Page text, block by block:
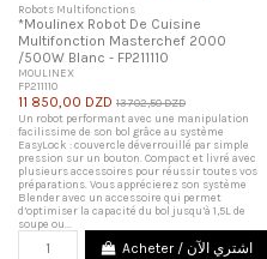
Robots Multifonctions
*Moulinex Robot De Cuisine
Multifonction Masterchef 2000
/500W Blanc - FP211110
MOULINEX
FP211110
11 850,00 DZD 13 702,50 DZD
Un robot performant avec une manipulation
facilissime de son bol grâce au système
EasyLock : couvercle déverrouillé par simple
pression sur un bouton. Compact et livré avec
plusieurs accessoires pour réussir toutes vos
préparations. Vous apprécierez son système
Blender avec un accessoire qui permet
d’optimiser la capacité du bol jusqu’à 1,5L de
soupe ou...
Acheter / اشتري الآن